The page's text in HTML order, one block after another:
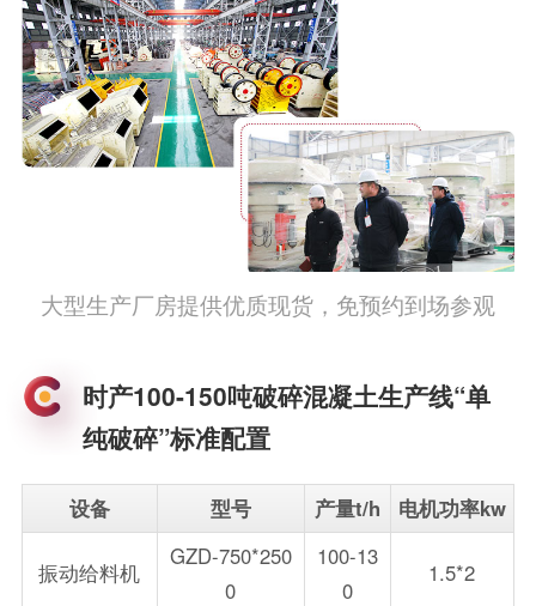
大型生产厂房提供优质现货，免预约到场参观
时产100-150吨破碎混凝土生产线“单
纯破碎”标准配置
设备 型号 产量t/h 电机功率kw
振动给料机
GZD-750*250
0
100-13
0
1.5*2